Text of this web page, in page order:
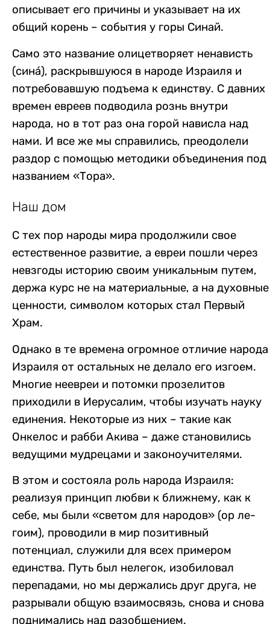
описывает его причины и указывает на их
общий корень – события у горы Синай.
Само это название олицетворяет ненависть
(синá), раскрывшуюся в народе Израиля и
потребовавшую подъема к единству. С давних
времен евреев подводила рознь внутри
народа, но в тот раз она горой нависла над
нами. И все же мы справились, преодолели
раздор с помощью методики объединения под
названием «Тора».
Наш дом
С тех пор народы мира продолжили свое
естественное развитие, а евреи пошли через
невзгоды историю своим уникальным путем,
держа курс не на материальные, а на духовные
ценности, символом которых стал Первый
Храм.
Однако в те времена огромное отличие народа
Израиля от остальных не делало его изгоем.
Многие неевреи и потомки прозелитов
приходили в Иерусалим, чтобы изучать науку
единения. Некоторые из них – такие как
Онкелос и рабби Акива – даже становились
ведущими мудрецами и законоучителями.
В этом и состояла роль народа Израиля:
реализуя принцип любви к ближнему, как к
себе, мы были «светом для народов» (ор ле-
гоим), проводили в мир позитивный
потенциал, служили для всех примером
единства. Путь был нелегок, изобиловал
перепадами, но мы держались друг друга, не
разрывали общую взаимосвязь, снова и снова
поднимались над разобщением.